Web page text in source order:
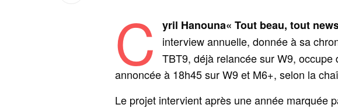
C yril Hanouna« Tout beau, tout
interview annuelle, donnée à sa
TBT9, déjà relancée sur W9,
annoncée à 18h45 sur W9 et M6+, selon la
Le projet intervient après une année marquée